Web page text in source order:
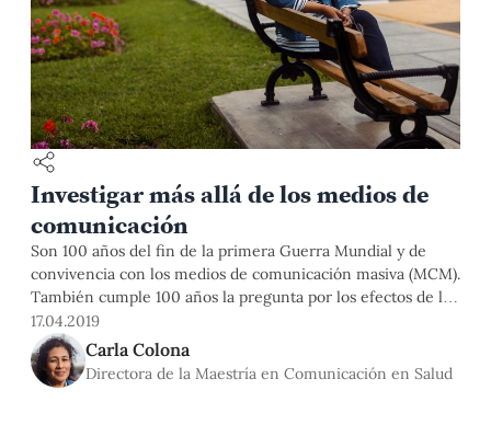
Investigar más allá de los medios de
comunicación
Son 100 años del fin de la primera Guerra Mundial y de
convivencia con los medios de comunicación masiva (MCM).
También cumple 100 años la pregunta por los efectos de los
MCM, adscrita al paradigma newtoniano para el que la
realidad (“objetiva-externa”) podría ser aprehendida con la
aplicación estricta de un método. Los estudios de
17.04.2019
Carla Colona
Directora de la Maestría en Comunicación en Salud